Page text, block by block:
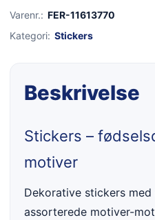
Varenr.: FER-11613770
Kategori: Stickers
Beskrivelse
Stickers –
motiver
Dekorative stickers
assorterede motiver-